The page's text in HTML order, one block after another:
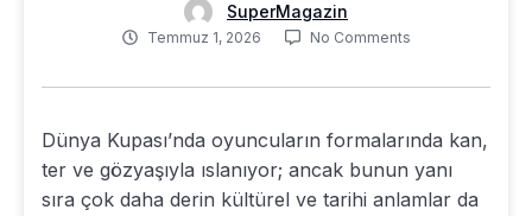
SuperMagazin
Temmuz 1, 2026 No Comments
Dünya Kupası’nda oyuncuların formalarında kan,
ter ve gözyaşıyla ıslanıyor; ancak bunun yanı
sıra çok daha derin kültürel ve tarihi anlamlar da